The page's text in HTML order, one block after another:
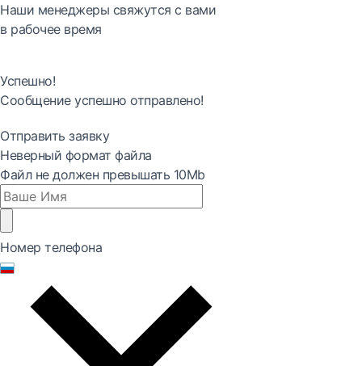
Наши менеджеры свяжутся с вами
в рабочее время
Успешно!
Сообщение успешно отправлено!
Отправить заявку
Неверный формат файла
Файл не должен превышать 10Mb
Номер телефона